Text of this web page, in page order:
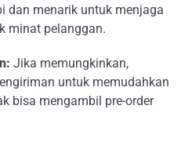
dan menarik untuk menjaga
minat pelanggan.
Jika memungkinkan,
untuk memudahkan
bisa mengambil pre-order